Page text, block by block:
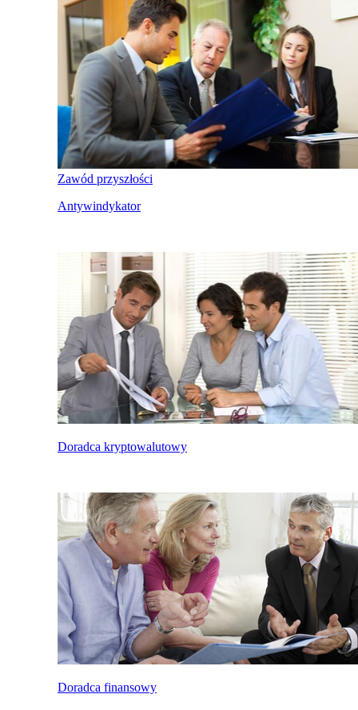
Zawód przyszłości
Antywindykator
Doradca kryptowalutowy
Doradca finansowy